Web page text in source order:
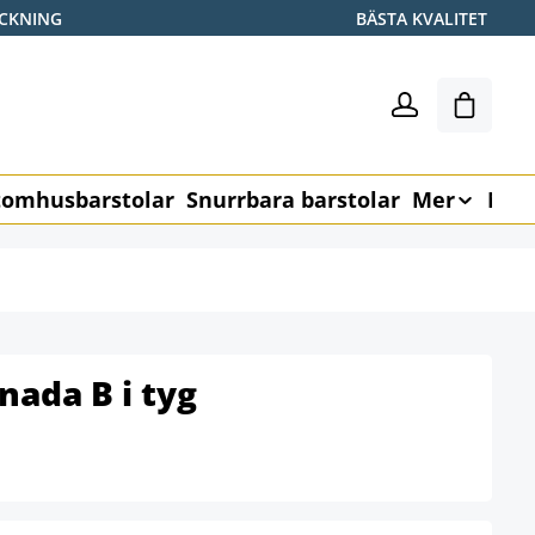
BÄSTA KVALITET
Snurrbara barstolar Mer
B i tyg